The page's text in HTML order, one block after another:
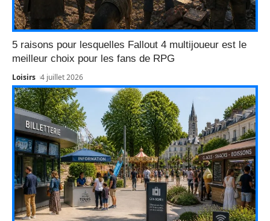
5 raisons pour lesquelles Fallout 4 multijoueur est le
meilleur choix pour les fans de RPG
Loisirs 4 juillet 2026